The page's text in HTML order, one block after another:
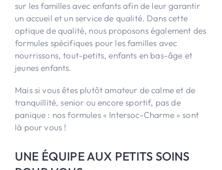
sur les familles avec enfants afin de leur garantir
un accueil et un service de qualité. Dans cette
optique de qualité, nous proposons également des
formules spécifiques pour les familles avec
nourrissons, tout-petits, enfants en bas-âge et
jeunes enfants.
Mais si vous êtes plutôt amateur de calme et de
tranquillité, senior ou encore sportif, pas de
panique : nos formules « Intersoc-Charme » sont
là pour vous !
UNE ÉQUIPE AUX PETITS SOINS